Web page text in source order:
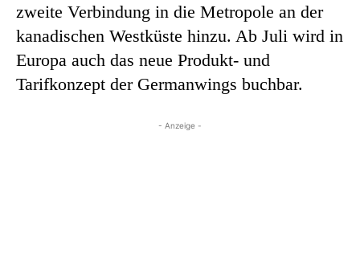
zweite Verbindung in die Metropole an der
kanadischen Westküste hinzu. Ab Juli wird in
Europa auch das neue Produkt- und
Tarifkonzept der Germanwings buchbar.
- Anzeige -